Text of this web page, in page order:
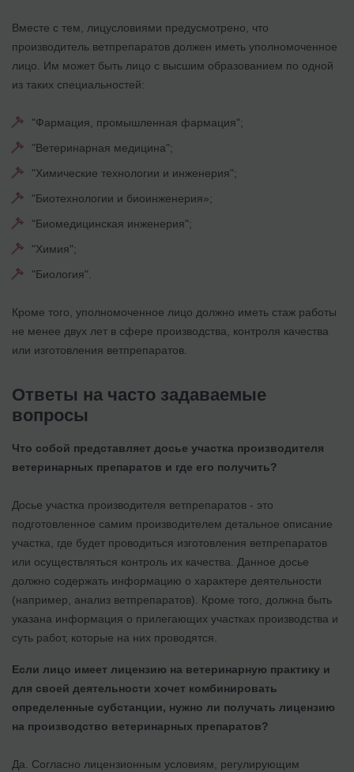
Вместе с тем, лицусловиями предусмотрено, что
производитель ветпрепаратов должен иметь уполномоченное
лицо. Им может быть лицо с высшим образованием по одной
из таких специальностей:
"Фармация, промышленная фармация";
"Ветеринарная медицина";
"Химические технологии и инженерия";
"Биотехнологии и биоинженерия»;
"Биомедицинская инженерия";
"Химия";
"Биология".
Кроме того, уполномоченное лицо должно иметь стаж работы
не менее двух лет в сфере производства, контроля качества
или изготовления ветпрепаратов.
Ответы на часто задаваемые
вопросы
Что собой представляет досье участка производителя
ветеринарных препаратов и где его получить?
Досье участка производителя ветпрепаратов - это
подготовленное самим производителем детальное описание
участка, где будет проводиться изготовления ветпрепаратов
или осуществляться контроль их качества. Данное досье
должно содержать информацию о характере деятельности
(например, анализ ветпрепаратов). Кроме того, должна быть
указана информация о прилегающих участках производства и
суть работ, которые на них проводятся.
Если лицо имеет лицензию на ветеринарную практику и
для своей деятельности хочет комбинировать
определенные субстанции, нужно ли получать лицензию
на производство ветеринарных препаратов?
Да. Согласно лицензионным условиям, регулирующим